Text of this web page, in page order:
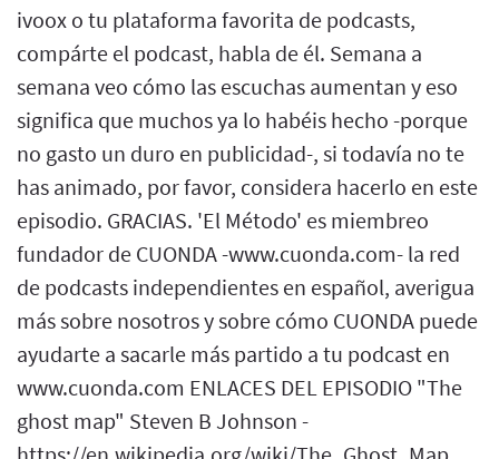
ivoox o tu plataforma favorita de podcasts,
compárte el podcast, habla de él. Semana a
semana veo cómo las escuchas aumentan y eso
significa que muchos ya lo habéis hecho -porque
no gasto un duro en publicidad-, si todavía no te
has animado, por favor, considera hacerlo en este
episodio. GRACIAS. 'El Método' es miembreo
fundador de CUONDA -www.cuonda.com- la red
de podcasts independientes en español, averigua
más sobre nosotros y sobre cómo CUONDA puede
ayudarte a sacarle más partido a tu podcast en
www.cuonda.com ENLACES DEL EPISODIO "The
ghost map" Steven B Johnson -